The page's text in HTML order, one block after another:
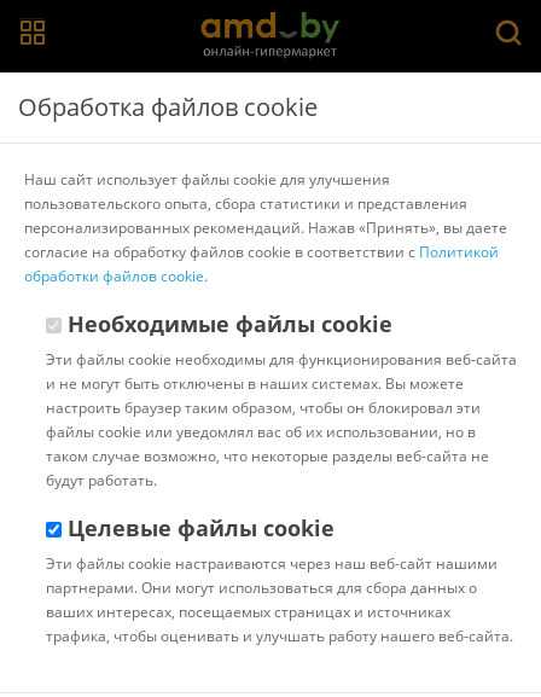
Главная > Каталог товаров Наушники и гарнитуры
Defender
Наушники Defender Gryphon 750 Black (63750)
Другие товары Defender
Обработка файлов cookie
Наш сайт использует файлы cookie для улучшения
пользовательского опыта, сбора статистики и представления
персонализированных рекомендаций. Нажав «Принять», вы даете
согласие на обработку файлов cookie в соответствии с Политикой
обработки файлов cookie.
Необходимые файлы cookie
Эти файлы cookie необходимы для функционирования веб-сайта
и не могут быть отключены в наших системах. Вы можете
настроить браузер таким образом, чтобы он блокировал эти
файлы cookie или уведомлял вас об их использовании, но в
таком случае возможно, что некоторые разделы веб-сайта не
будут работать.
Целевые файлы cookie
Эти файлы cookie настраиваются через наш веб-сайт нашими
партнерами. Они могут использоваться для сбора данных о
ваших интересах, посещаемых страницах и источниках
трафика, чтобы оценивать и улучшать работу нашего веб-сайта.